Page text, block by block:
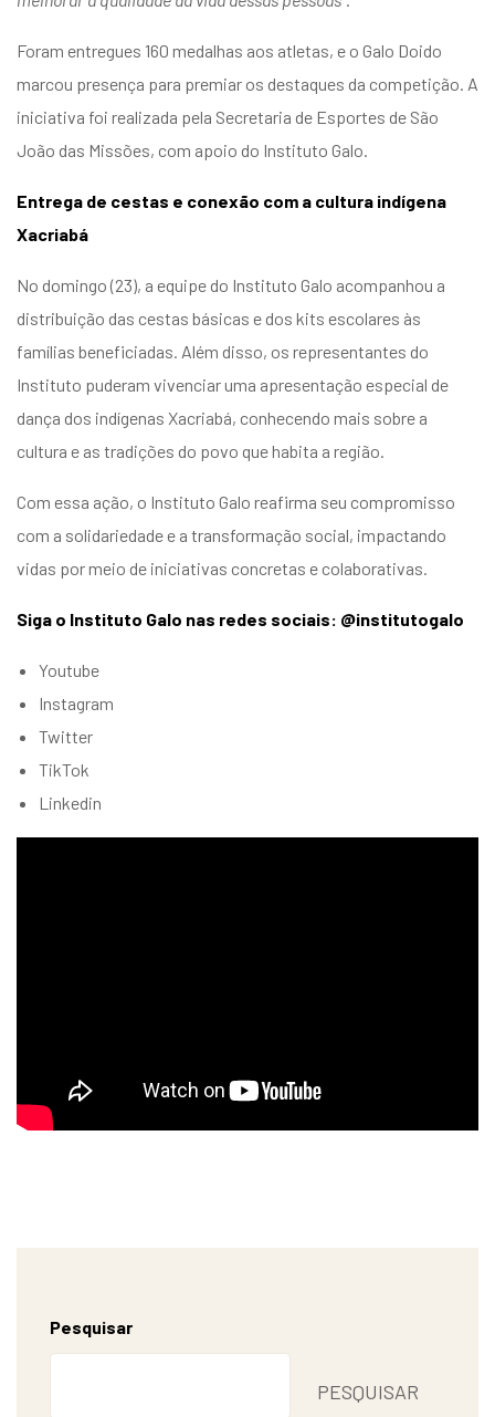
Foram entregues 160 medalhas aos atletas, e o Galo Doido
marcou presença para premiar os destaques da competição. A
iniciativa foi realizada pela Secretaria de Esportes de São
João das Missões, com apoio do Instituto Galo.
Entrega de cestas e conexão com a cultura indígena
Xacriabá
No domingo (23), a equipe do Instituto Galo acompanhou a
distribuição das cestas básicas e dos kits escolares às
famílias beneficiadas. Além disso, os representantes do
Instituto puderam vivenciar uma apresentação especial de
dança dos indígenas Xacriabá, conhecendo mais sobre a
cultura e as tradições do povo que habita a região.
Com essa ação, o Instituto Galo reafirma seu compromisso
com a solidariedade e a transformação social, impactando
vidas por meio de iniciativas concretas e colaborativas.
Siga o Instituto Galo nas redes sociais: @institutogalo
Youtube
Instagram
Twitter
TikTok
Linkedin
Pesquisar
PESQUISAR